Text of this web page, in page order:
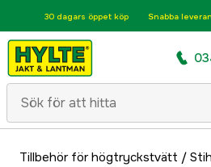
30 dagars öppet köp Snabba
Tillbehör för högtryckstvätt /